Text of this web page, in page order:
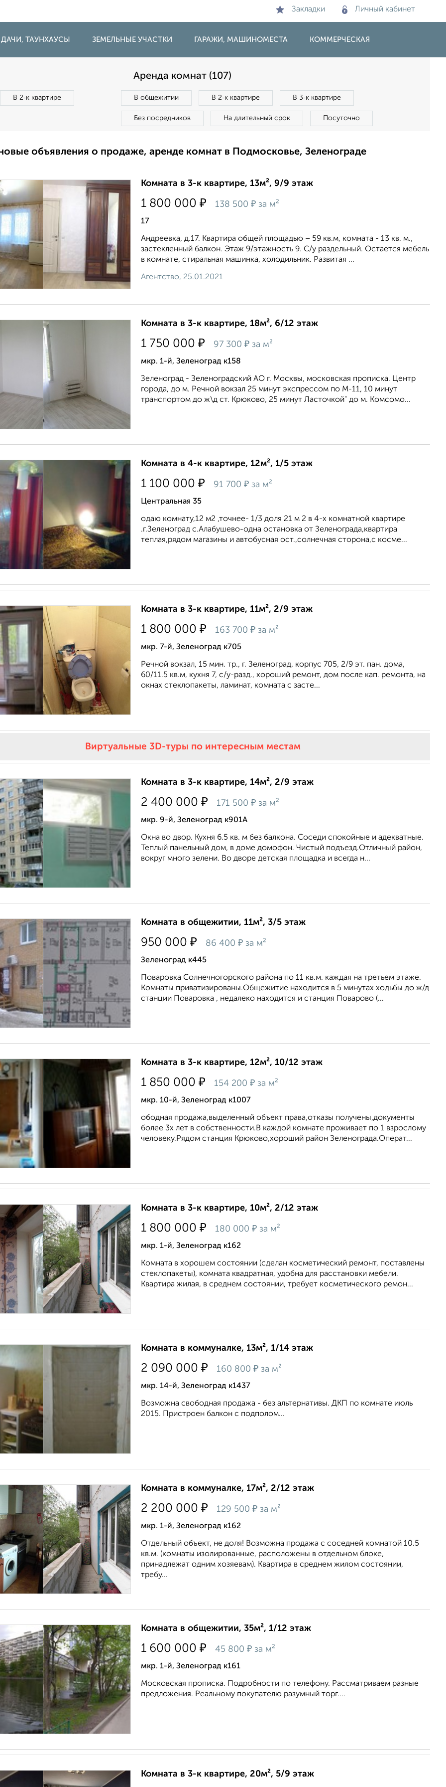
Закладки Личный кабинет
ТАУНХАУСЫ ЗЕМЕЛЬНЫЕ УЧАСТКИ ГАРАЖИ, МАШИНОМЕСТА КОММЕРЧЕСКАЯ
В 2‑к квартире
Аренда комнат (107)
В общежитии В 2‑к квартире В 3‑к квартире
Без посредников На длительный срок Посуточно
объявления о продаже, аренде комнат в Подмосковье, Зеленограде
Комната в 3-к квартире, 13м², 9/9 этаж
1 800 000 ₽ 138 500 ₽ за м²
17
Андреевка, д.17. Квартира общей площадью – 59 кв.м, комната - 13 кв. м.,
застекленный балкон. Этаж 9/этажность 9. С/у раздельный. Остается мебель
в комнате, стиральная машинка, холодильник. Развитая ...
Агентство, 25.01.2021
Комната в 3-к квартире, 18м², 6/12 этаж
1 750 000 ₽ 97 300 ₽ за м²
мкр. 1-й, Зеленоград к158
Зеленоград - Зеленоградский АО г. Москвы, московская прописка. Центр
города, до м. Речной вокзал 25 минут экспрессом по М-11, 10 минут
транспортом до ж\д ст. Крюково, 25 минут Ласточкой" до м. Комсомо...
Комната в 4-к квартире, 12м², 1/5 этаж
1 100 000 ₽ 91 700 ₽ за м²
Центральная 35
одаю комнату,12 м2 ,точнее- 1/3 доля 21 м 2 в 4-х комнатной квартире
.г.Зеленоград с.Алабушево-одна остановка от Зеленограда,квартира
теплая,рядом магазины и автобусная ост.,солнечная сторона,с косме...
Комната в 3-к квартире, 11м², 2/9 этаж
1 800 000 ₽ 163 700 ₽ за м²
мкр. 7-й, Зеленоград к705
Речной вокзал, 15 мин. тр., г. Зеленоград, корпус 705, 2/9 эт. пан. дома,
60/11.5 кв.м, кухня 7, с/у-разд., хороший ремонт, дом после кап. ремонта, на
окнах стеклопакеты, ламинат, комната с засте...
Виртуальные 3D-туры по интересным местам
Комната в 3-к квартире, 14м², 2/9 этаж
2 400 000 ₽ 171 500 ₽ за м²
мкр. 9-й, Зеленоград к901А
Окна во двор. Кухня 6.5 кв. м без балкона. Соседи спокойные и адекватные.
Теплый панельный дом, в доме домофон. Чистый подъезд.Отличный район,
вокруг много зелени. Во дворе детская площадка и всегда н...
Комната в общежитии, 11м², 3/5 этаж
950 000 ₽ 86 400 ₽ за м²
Зеленоград к445
Поваровка Солнечногорского района по 11 кв.м. каждая на третьем этаже.
Комнаты приватизированы.Общежитие находится в 5 минутах ходьбы до ж/д
станции Поваровка , недалеко находится и станция Поварово (...
Комната в 3-к квартире, 12м², 10/12 этаж
1 850 000 ₽ 154 200 ₽ за м²
мкр. 10-й, Зеленоград к1007
ободная продажа,выделенный объект права,отказы получены,документы
более 3х лет в собственности.В каждой комнате проживает по 1 взрослому
человеку.Рядом станция Крюково,хороший район Зеленограда.Операт...
Комната в 3-к квартире, 10м², 2/12 этаж
1 800 000 ₽ 180 000 ₽ за м²
мкр. 1-й, Зеленоград к162
Комната в хорошем состоянии (сделан косметический ремонт, поставлены
стеклопакеты), комната квадратная, удобна для расстановки мебели.
Квартира жилая, в среднем состоянии, требует косметического ремон...
Комната в коммуналке, 13м², 1/14 этаж
2 090 000 ₽ 160 800 ₽ за м²
мкр. 14-й, Зеленоград к1437
Возможна свободная продажа - без альтернативы. ДКП по комнате июль
2015. Пристроен балкон с подполом...
Комната в коммуналке, 17м², 2/12 этаж
2 200 000 ₽ 129 500 ₽ за м²
мкр. 1-й, Зеленоград к162
Отдельный объект, не доля! Возможна продажа с соседней комнатой 10.5
кв.м. (комнаты изолированные, расположены в отдельном блоке,
принадлежат одним хозяевам). Квартира в среднем жилом состоянии,
требу...
Комната в общежитии, 35м², 1/12 этаж
1 600 000 ₽ 45 800 ₽ за м²
мкр. 1-й, Зеленоград к161
Московская прописка. Подробности по телефону. Рассматриваем разные
предложения. Реальному покупателю разумный торг....
Комната в 3-к квартире, 20м², 5/9 этаж